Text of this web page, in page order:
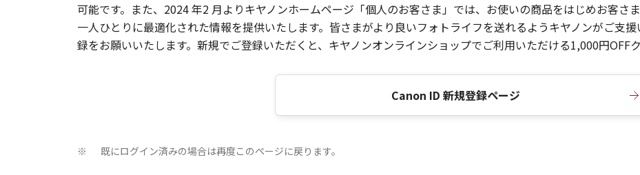
可能です。また、2024 年2 月よりキヤノンホームページ「個人のお客さま」では、お使いの商品をはじめお客さ
一人ひとりに最適化された情報を提供いたします。皆さまがより良いフォトライフを送れるようキヤノンがご支
録をお願いいたします。新規でご登録いただくと、キヤノンオンラインショップでご利用いただける1,000円OFF
Canon ID 新規登録ページ
※ 既にログイン済みの場合は再度このページに戻ります。